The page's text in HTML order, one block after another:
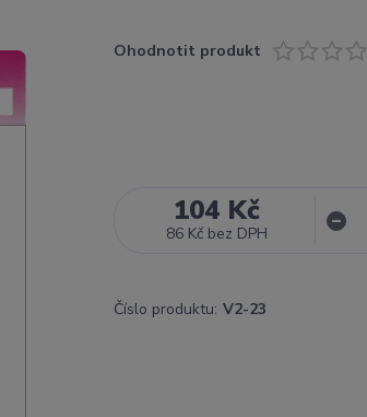
Ohodnotit produkt
104 Kč
86 Kč bez DPH
Číslo produktu: V2-23